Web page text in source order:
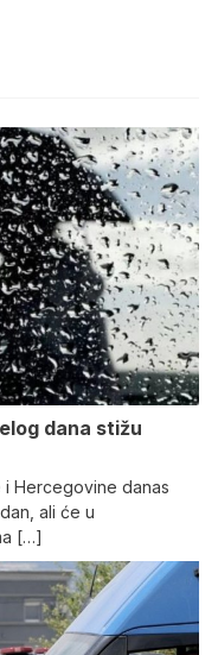
dana stižu
Hercegovine danas
ali će u
[…]